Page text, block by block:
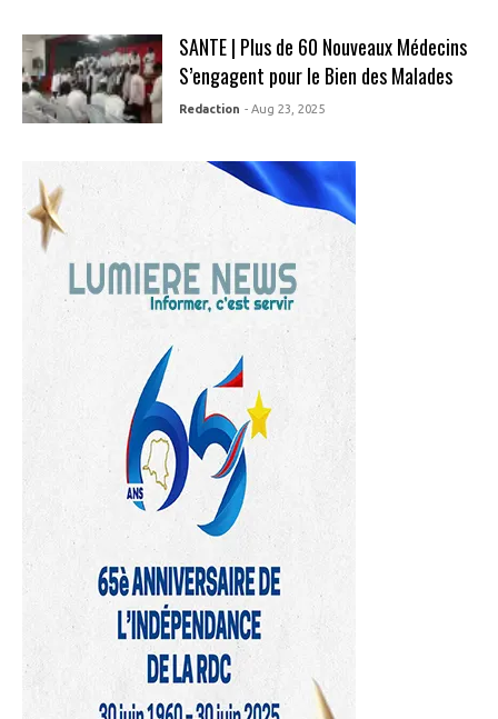
SANTE | Plus de 60 Nouveaux Médecins
S’engagent pour le Bien des Malades
Redaction - Aug 23, 2025